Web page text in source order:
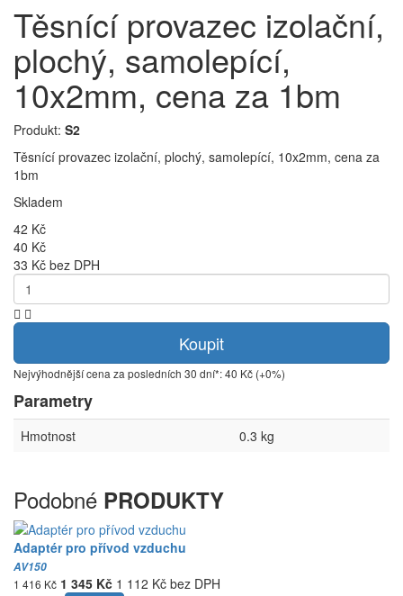
Těsnící provazec izolační,
plochý, samolepící,
10x2mm, cena za 1bm
Produkt: S2
Těsnící provazec izolační, plochý, samolepící, 10x2mm, cena za
1bm
Skladem
42 Kč
40 Kč
33 Kč bez DPH
Koupit
Nejvýhodnější cena za posledních 30 dní*: 40 Kč (+0%)
Parametry
Hmotnost 0.3 kg
Podobné PRODUKTY
Adaptér pro přívod vzduchu
AV150
1 416 Kč 1 345 Kč 1 112 Kč bez DPH